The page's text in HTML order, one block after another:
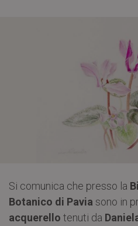
Si comunica che presso la
Botanico di Pavia sono in
acquerello tenuti da